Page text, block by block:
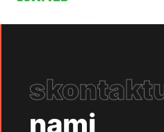
nami